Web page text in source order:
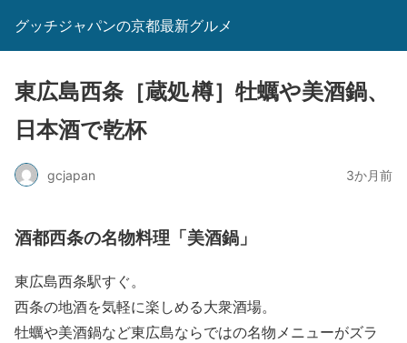
グッチジャパンの京都最新グルメ
東広島西条［蔵処 樽］牡蠣や美酒鍋、
日本酒で乾杯
gcjapan 3か月前
酒都西条の名物料理「美酒鍋」
東広島西条駅すぐ。
西条の地酒を気軽に楽しめる大衆酒場。
牡蠣や美酒鍋など東広島ならではの名物メニューがズラ